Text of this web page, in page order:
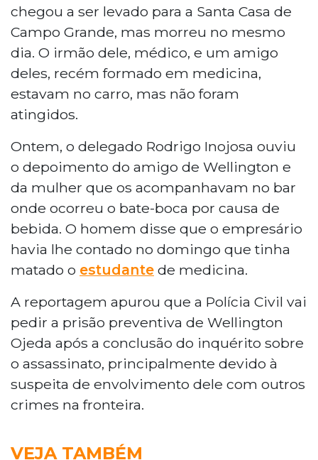
chegou a ser levado para a Santa Casa de
Campo Grande, mas morreu no mesmo
dia. O irmão dele, médico, e um amigo
deles, recém formado em medicina,
estavam no carro, mas não foram
atingidos.
Ontem, o delegado Rodrigo Inojosa ouviu
o depoimento do amigo de Wellington e
da mulher que os acompanhavam no bar
onde ocorreu o bate-boca por causa de
bebida. O homem disse que o empresário
havia lhe contado no domingo que tinha
matado o estudante de medicina.
A reportagem apurou que a Polícia Civil vai
pedir a prisão preventiva de Wellington
Ojeda após a conclusão do inquérito sobre
o assassinato, principalmente devido à
suspeita de envolvimento dele com outros
crimes na fronteira.
VEJA TAMBÉM